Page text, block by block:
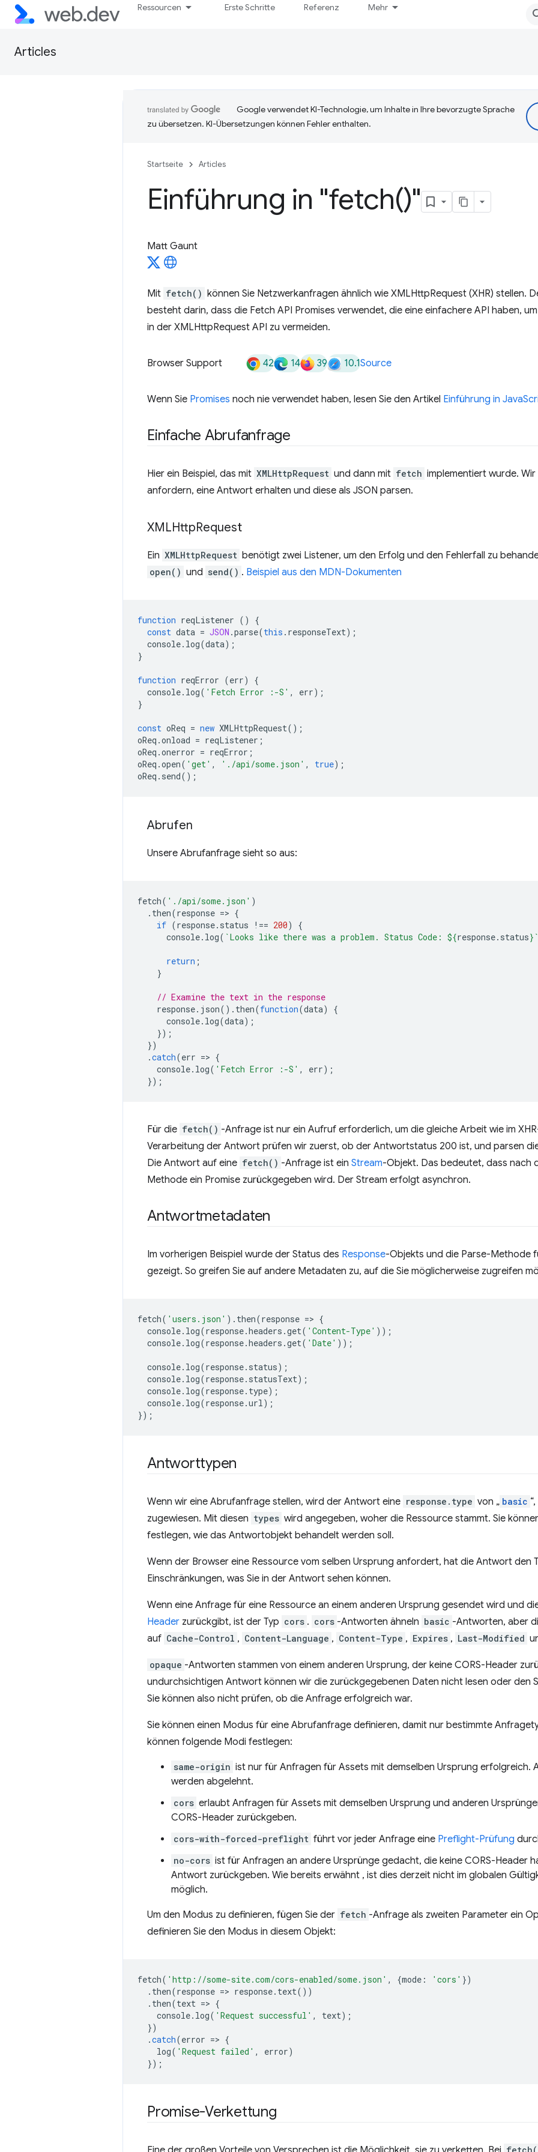
Ressourcen Erste Schritte Referenz Mehr
Articles
Google verwendet KI-Technologie, um Inhalte in Ihre bevorzugte Sprache
zu übersetzen. KI-Übersetzungen können Fehler enthalten.
Startseite Articles
Einführung in "fetch()"
Matt Gaunt
Mit fetch() können Sie Netzwerkanfragen ähnlich wie XMLHttpRequest (XHR) stellen.
besteht darin, dass die Fetch API Promises verwendet, die eine einfachere API haben,
in der XMLHttpRequest API zu vermeiden.
Browser Support 42 14 39 10.1Source
Wenn Sie Promises noch nie verwendet haben, lesen Sie den Artikel Einführung in
Einfache Abrufanfrage
Hier ein Beispiel, das mit XMLHttpRequest und dann mit fetch implementiert wurde.
anfordern, eine Antwort erhalten und diese als JSON parsen.
XMLHttpRequest
Ein XMLHttpRequest benötigt zwei Listener, um den Erfolg und den Fehlerfall zu
open() und send() . Beispiel aus den MDN-Dokumenten
function reqListener ()
{
const data = JSON .parse(this . responseText);
console. log(data);
}
function reqError (err)
{
console. log( 'Fetch Error :-S' , err);
}
const oReq = new XMLHttpRequest();
oReq .onload = reqListener ;
oReq .onerror = reqError ;
oReq .open( 'get' , './api/some.json' , true);
oReq . send();
Abrufen
Unsere Abrufanfrage sieht so aus:
fetch( './api/some.json' )
. then(response => {
if (response. status !== 200)
{
console. log( `Looks like there was a problem. Status Code: ${response. status} `
return ;
}
// Examine the text in the response
response. json(). then(function(data)
{
console. log(data);
});
})
.catch(err => {
console. log( 'Fetch Error :-S' , err);
});
Für die fetch() -Anfrage ist nur ein Aufruf erforderlich, um die gleiche Arbeit wie im
Verarbeitung der Antwort prüfen wir zuerst, ob der Antwortstatus 200 ist, und parsen
Die Antwort auf eine fetch() -Anfrage ist ein Stream-Objekt. Das bedeutet, dass nach
Methode ein Promise zurückgegeben wird. Der Stream erfolgt asynchron.
Antwortmetadaten
Im vorherigen Beispiel wurde der Status des Response-Objekts und die Parse-Methode
gezeigt. So greifen Sie auf andere Metadaten zu, auf die Sie möglicherweise zugreifen
fetch( 'users.json' ). then(response => {
console. log(response.headers .get( 'Content-Type' ));
console. log(response.headers .get( 'Date' ));
console. log(response. status);
console. log(response. statusText);
console. log(response. type);
console. log(response.url);
});
Antworttypen
Wenn wir eine Abrufanfrage stellen, wird der Antwort eine response.type von „ basic
zugewiesen. Mit diesen types wird angegeben, woher die Ressource stammt. Sie
festlegen, wie das Antwortobjekt behandelt werden soll.
Wenn der Browser eine Ressource vom selben Ursprung anfordert, hat die Antwort den
Einschränkungen, was Sie in der Antwort sehen können.
Wenn eine Anfrage für eine Ressource an einem anderen Ursprung gesendet wird und
Header zurückgibt, ist der Typ cors . cors -Antworten ähneln basic -Antworten, aber
auf Cache-Control , Content-Language , Content-Type , Expires , Last-Modified
opaque -Antworten stammen von einem anderen Ursprung, der keine CORS-Header
undurchsichtigen Antwort können wir die zurückgegebenen Daten nicht lesen oder den
Sie können also nicht prüfen, ob die Anfrage erfolgreich war.
Sie können einen Modus für eine Abrufanfrage definieren, damit nur bestimmte
können folgende Modi festlegen:
same-origin ist nur für Anfragen für Assets mit demselben Ursprung erfolgreich.
werden abgelehnt.
cors erlaubt Anfragen für Assets mit demselben Ursprung und anderen
CORS-Header zurückgeben.
cors-with-forced-preflight führt vor jeder Anfrage eine Preflight-Prüfung
no-cors ist für Anfragen an andere Ursprünge gedacht, die keine CORS-Header
Antwort zurückgeben. Wie bereits erwähnt , ist dies derzeit nicht im globalen
möglich.
Um den Modus zu definieren, fügen Sie der fetch -Anfrage als zweiten Parameter ein
definieren Sie den Modus in diesem Objekt:
fetch( 'http://some-site.com/cors-enabled/some.json' , {mode : 'cors' })
. then(response => response. text())
. then(text => {
console. log( 'Request successful' , text);
})
.catch(error => {
log( 'Request failed' , error)
});
Promise-Verkettung